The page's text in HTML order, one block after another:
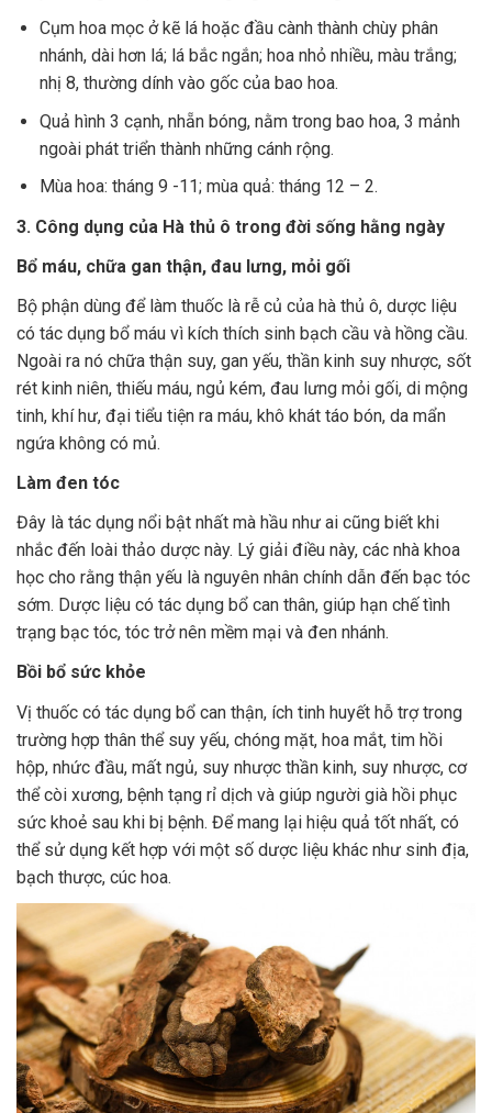
Cụm hoa mọc ở kẽ lá hoặc đầu cành thành chùy phân
nhánh, dài hơn lá; lá bắc ngắn; hoa nhỏ nhiều, màu trắng;
nhị 8, thường dính vào gốc của bao hoa.
Quả hình 3 cạnh, nhẵn bóng, nằm trong bao hoa, 3 mảnh
ngoài phát triển thành những cánh rộng.
Mùa hoa: tháng 9 -11; mùa quả: tháng 12 – 2.
3. Công dụng của Hà thủ ô trong đời sống hằng ngày
Bổ máu, chữa gan thận, đau lưng, mỏi gối
Bộ phận dùng để làm thuốc là rễ củ của hà thủ ô, dược liệu
có tác dụng bổ máu vì kích thích sinh bạch cầu và hồng cầu.
Ngoài ra nó chữa thận suy, gan yếu, thần kinh suy nhược, sốt
rét kinh niên, thiếu máu, ngủ kém, đau lưng mỏi gối, di mộng
tinh, khí hư, đại tiểu tiện ra máu, khô khát táo bón, da mẩn
ngứa không có mủ.
Làm đen tóc
Đây là tác dụng nổi bật nhất mà hầu như ai cũng biết khi
nhắc đến loài thảo dược này. Lý giải điều này, các nhà khoa
học cho rằng thận yếu là nguyên nhân chính dẫn đến bạc tóc
sớm. Dược liệu có tác dụng bổ can thân, giúp hạn chế tình
trạng bạc tóc, tóc trở nên mềm mại và đen nhánh.
Bồi bổ sức khỏe
Vị thuốc có tác dụng bổ can thận, ích tinh huyết hỗ trợ trong
trường hợp thân thể suy yếu, chóng mặt, hoa mắt, tim hồi
hộp, nhức đầu, mất ngủ, suy nhược thần kinh, suy nhược, cơ
thể còi xương, bệnh tạng rỉ dịch và giúp người già hồi phục
sức khoẻ sau khi bị bệnh. Để mang lại hiệu quả tốt nhất, có
thể sử dụng kết hợp với một số dược liệu khác như sinh địa,
bạch thược, cúc hoa.